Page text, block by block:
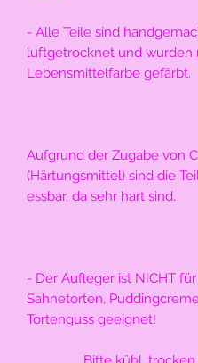
- Alle Teile sind
luftgetrocknet und wurden
Lebensmittelfarbe gefärbt.
Aufgrund der Zugabe von
(Härtungsmittel) sind die
essbar, da sehr hart sind.
- Der Aufleger ist NICHT für
Sahnetorten,
Tortenguss geeignet!